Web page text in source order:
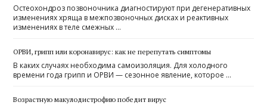
Остеохондроз позвоночника диагностируют при дегенеративных
изменениях хряща в межпозвоночных дисках и реактивных
изменениях в теле смежных …
ОРВИ, грипп или коронавирус: как не перепутать симптомы
В каких случаях необходима самоизоляция. Для холодного
времени года грипп и ОРВИ — сезонное явление, которое …
Возрастную макулодистрофию победит вирус